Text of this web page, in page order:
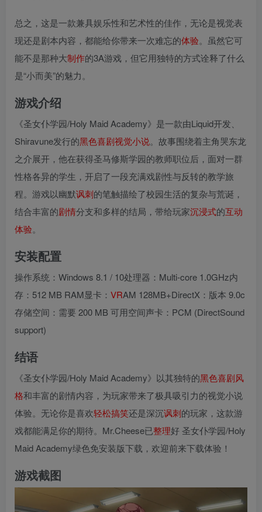
总之，这是一款兼具娱乐性和艺术性的佳作，无论是视觉表
现还是剧本内容，都能给你带来一次难忘的体验。虽然它可
能不是那种大制作的3A游戏，但它用独特的方式诠释了什么
是“小而美”的魅力。
游戏介绍
《圣女仆学园/Holy Maid Academy》是一款由Liquid开发、
Shiravune发行的黑色喜剧视觉小说。故事围绕着主角哭东龙
之介展开，他在获得圣马修斯学园的教师职位后，面对一群
性格各异的学生，开启了一段充满戏剧性与反转的教学旅
程。游戏以幽默讽刺的笔触描绘了校园生活的复杂与荒诞，
结合丰富的剧情分支和多样的结局，带给玩家沉浸式的互动
体验。
安装配置
操作系统：Windows 8.1 / 10处理器：Multi-core 1.0GHz内
存：512 MB RAM显卡： VRAM 128MB+DirectX：版本 9.0c
存储空间：需要 200 MB 可用空间声卡：PCM (DirectSound
support)
结语
《圣女仆学园/Holy Maid Academy》以其独特的黑色喜剧风
格和丰富的剧情内容，为玩家带来了极具吸引力的视觉小说
体验。无论你是喜欢轻松搞笑还是深沉讽刺的玩家，这款游
戏都能满足你的期待。Mr.Cheese已整理好 圣女仆学园/Holy
Maid Academy绿色免安装版下载，欢迎前来下载体验！
游戏截图